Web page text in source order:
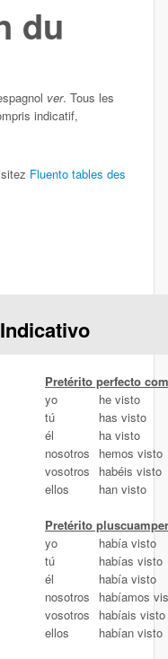
du
ver. Tous les
indicatif,
Fluento tables des
Indicativo
Pretérito perfecto
yo
he visto
tú
has visto
él
ha visto
nosotros
hemos visto
vosotros
habéis visto
ellos
han visto
Pretérito
yo
había visto
tú
habías visto
él
había visto
nosotros
habíamos
vosotros
habíais visto
ellos
habían visto